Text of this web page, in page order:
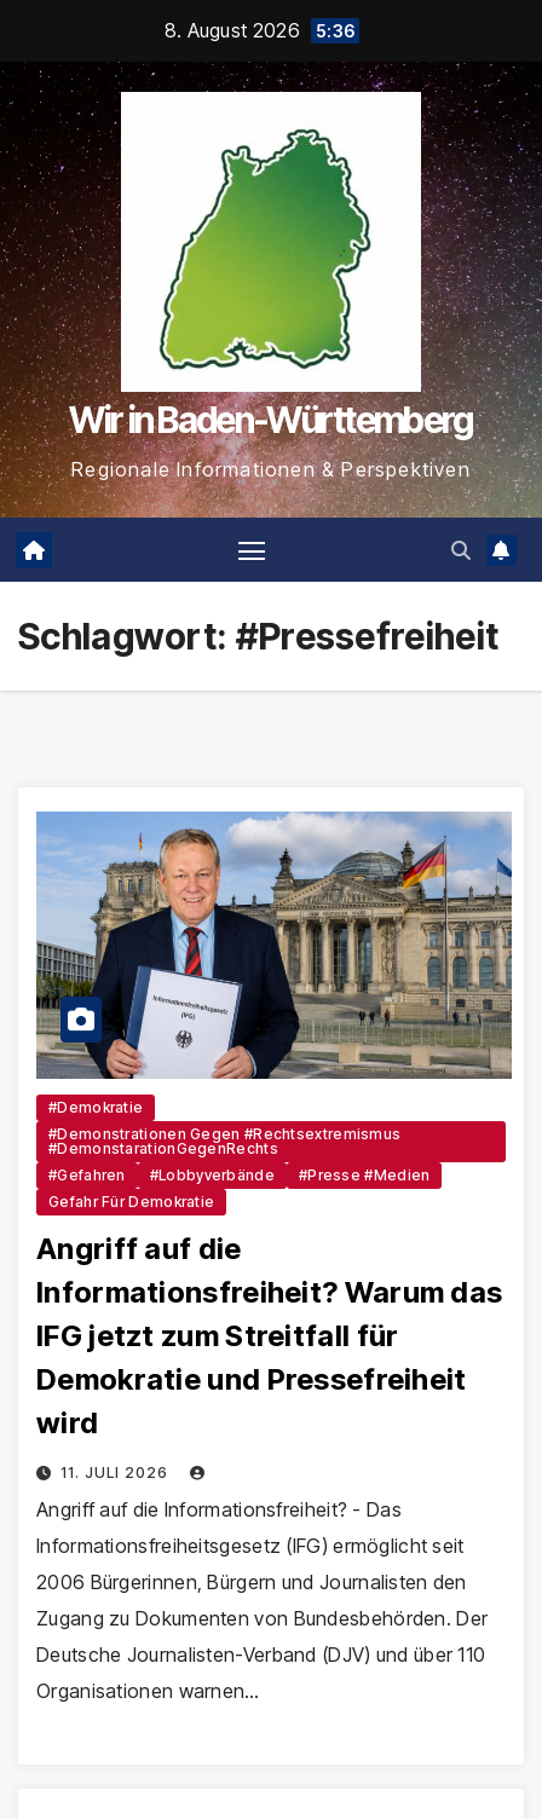
springen
8. August 2026 5:36
Wir in Baden-Württemberg
Regionale Informationen & Perspektiven
Schlagwort: #Pressefreiheit
#Demokratie
#Demonstrationen Gegen #Rechtsextremismus
#DemonstarationGegenRechts
#Gefahren
#Lobbyverbände
#Presse #Medien
Gefahr Für Demokratie
Angriff auf die
Informationsfreiheit? Warum das
IFG jetzt zum Streitfall für
Demokratie und Pressefreiheit
wird
11. JULI 2026
Angriff auf die Informationsfreiheit? - Das
Informationsfreiheitsgesetz (IFG) ermöglicht seit
2006 Bürgerinnen, Bürgern und Journalisten den
Zugang zu Dokumenten von Bundesbehörden. Der
Deutsche Journalisten-Verband (DJV) und über 110
Organisationen warnen…